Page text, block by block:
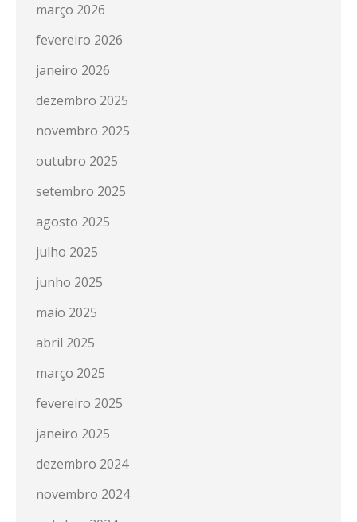
março 2026
fevereiro 2026
janeiro 2026
dezembro 2025
novembro 2025
outubro 2025
setembro 2025
agosto 2025
julho 2025
junho 2025
maio 2025
abril 2025
março 2025
fevereiro 2025
janeiro 2025
dezembro 2024
novembro 2024